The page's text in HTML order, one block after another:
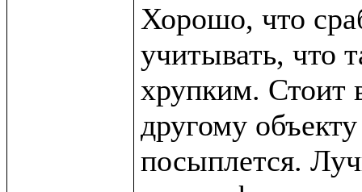
Хорошо, что
учитывать, что
хрупким. Стоит
другому
посыплется.